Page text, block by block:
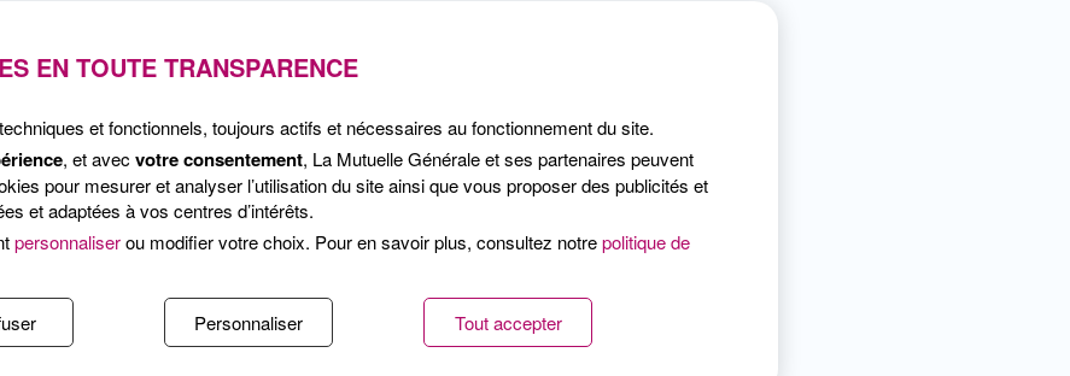
la poêle de façon à la réchauffer. Garnissez-la des épinards.
et repliez les 4 coins de la galette. Dégustez aussitôt.
EN TOUTE TRANSPARENCE
et fonctionnels, toujours actifs et nécessaires au fonctionnement du site.
, et avec votre consentement, La Mutuelle Générale et ses partenaires peuvent
pour mesurer et analyser l’utilisation du site ainsi que vous proposer des publicités et
et adaptées à vos centres d’intérêts.
personnaliserou modifier votre choix. Pour en savoir plus, consultez notrepolitique de
Tout accepter
Personnaliser